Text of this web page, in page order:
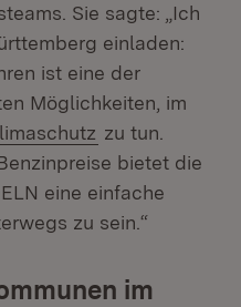
Sie sagte: „Ich
einladen:
ist eine der
Möglichkeiten, im
(Öffnet in
zu tun.
bietet die
eine einfache
zu sein.“
im